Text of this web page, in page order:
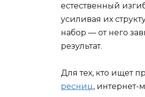
естественный
усиливая их
набор — от него
результат.
Для тех, кто ищет
ресниц, интернет-